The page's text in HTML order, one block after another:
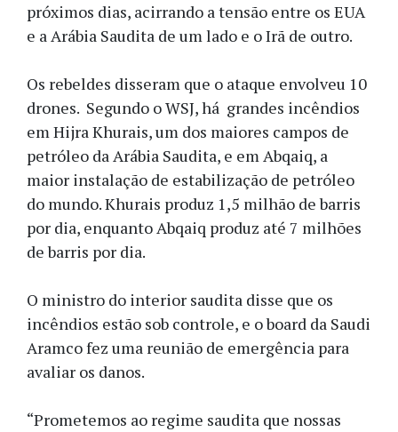
próximos dias, acirrando a tensão entre os EUA
e a Arábia Saudita de um lado e o Irã de outro.
Os rebeldes disseram que o ataque envolveu 10
drones. Segundo o WSJ, há grandes incêndios
em Hijra Khurais, um dos maiores campos de
petróleo da Arábia Saudita, e em Abqaiq, a
maior instalação de estabilização de petróleo
do mundo. Khurais produz 1,5 milhão de barris
por dia, enquanto Abqaiq produz até 7 milhões
de barris por dia.
O ministro do interior saudita disse que os
incêndios estão sob controle, e o board da Saudi
Aramco fez uma reunião de emergência para
avaliar os danos.
“Prometemos ao regime saudita que nossas